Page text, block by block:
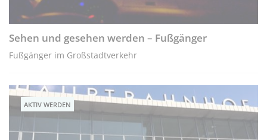
Sehen und gesehen werden – Fußgänger
Fußgänger im Großstadtverkehr
AKTIV WERDEN